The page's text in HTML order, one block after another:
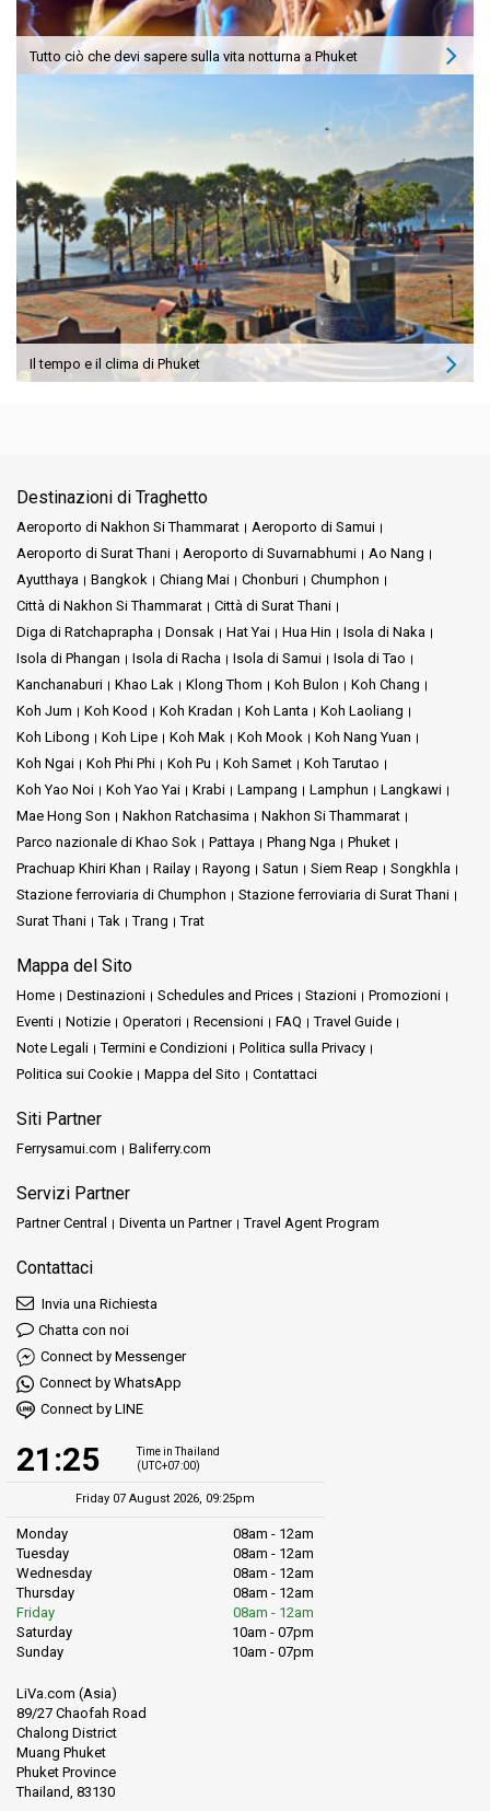
Tutto ciò che devi sapere sulla vita notturna a Phuket
Il tempo e il clima di Phuket
Destinazioni di Traghetto
Aeroporto di Nakhon Si Thammarat
Aeroporto di Samui
Aeroporto di Surat Thani
Aeroporto di Suvarnabhumi
Ao Nang
Ayutthaya
Bangkok Chiang Mai Chonburi
Chumphon
Città di Nakhon Si Thammarat
Città di Surat Thani
Diga di Ratchaprapha
Donsak Hat Yai Hua Hin
Isola di Naka
Isola di Phangan
Isola di Racha Isola di Samui
Isola di Tao
Kanchanaburi
Khao Lak Klong Thom Koh Bulon
Koh Chang
Koh Jum
Koh Kood Koh Kradan Koh Lanta
Koh Laoliang
Koh Libong
Koh Lipe Koh Mak Koh Mook
Koh Nang Yuan
Koh Ngai
Koh Phi Phi Koh Pu Koh Samet
Koh Tarutao
Koh Yao Noi
Koh Yao Yai Krabi Lampang Lamphun
Langkawi
Mae Hong Son
Nakhon Ratchasima
Nakhon Si Thammarat
Parco nazionale di Khao Sok
Pattaya Phang Nga
Phuket
Prachuap Khiri Khan
Railay Rayong Satun Siem Reap
Songkhla
Stazione ferroviaria di Chumphon
Stazione ferroviaria di Surat Thani
Surat Thani
Tak Trang Trat
Mappa del Sito
Home Destinazioni Schedules and Prices Stazioni
Promozioni
Eventi
Notizie Operatori Recensioni FAQ
Travel Guide
Note Legali
Termini e Condizioni
Politica sulla Privacy
Politica sui Cookie
Mappa del Sito Contattaci
Siti Partner
Ferrysamui.com Baliferry.com
Servizi Partner
Partner Central Diventa un Partner Travel Agent Program
Contattaci
Invia una Richiesta
Chatta con noi
Connect by Messenger
Connect by WhatsApp
Connect by LINE
21:25
Time in Thailand
(UTC+07:00)
Friday 07 August 2026, 09:25pm
Monday
08am - 12am
Tuesday
08am - 12am
Wednesday
08am - 12am
Thursday
08am - 12am
Friday
08am - 12am
Saturday
10am - 07pm
Sunday
10am - 07pm
LiVa.com (Asia)
89/27 Chaofah Road
Chalong District
Muang Phuket
Phuket Province
Thailand, 83130